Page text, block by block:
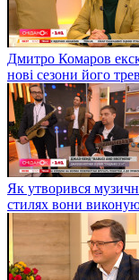
Дмитро Комаров
нові сезони його
Як утворився
стилях вони